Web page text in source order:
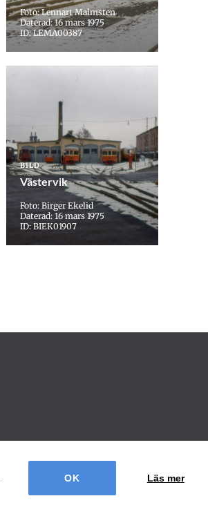
Foto: Lennart Malmsten
Daterad: 16 mars 1975
ID: LEMA00387
BILD
Västervik
Foto: Birger Ekelid
Daterad: 16 mars 1975
ID: BIEK01907
Läs mer